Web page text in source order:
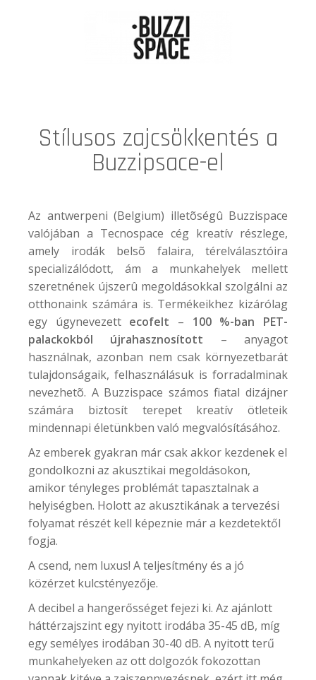
Stílusos zajcsökkentés a
Buzzipsace-el
Az antwerpeni (Belgium) illetõségû Buzzispace
valójában a Tecnospace cég kreatív részlege,
amely irodák belsõ falaira, térelválasztóira
specializálódott, ám a munkahelyek mellett
szeretnének újszerû megoldásokkal szolgálni az
otthonaink számára is. Termékeikhez kizárólag
egy úgynevezett ecofelt – 100 %-ban PET-
palackokból újrahasznosított – anyagot
használnak, azonban nem csak környezetbarát
tulajdonságaik, felhasználásuk is forradalminak
nevezhetõ. A Buzzispace számos fiatal dizájner
számára biztosít terepet kreatív ötleteik
mindennapi életünkben való megvalósításához.
Az emberek gyakran már csak akkor kezdenek el
gondolkozni az akusztikai megoldásokon,
amikor tényleges problémát tapasztalnak a
helyiségben. Holott az akusztikának a tervezési
folyamat részét kell képeznie már a kezdetektől
fogja.
A csend, nem luxus! A teljesítmény és a jó
közérzet kulcstényezője.
A decibel a hangerősséget fejezi ki. Az ajánlott
háttérzajszint egy nyitott irodába 35-45 dB, míg
egy semélyes irodában 30-40 dB. A nyitott terű
munkahelyeken az ott dolgozók fokozottan